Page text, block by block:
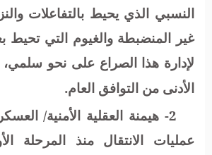
النسبي الذي يحيط بالتفاعلات
غير المنضبطة والغيوم التي تحيط
لإدارة هذا الصراع على نحو سلمي،
الأدنى من التوافق العام.
2- هيمنة العقلية الأمنية/
عمليات الانتقال منذ المرحلة